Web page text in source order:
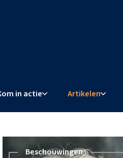
in actie Artikelen
Beschouwingen